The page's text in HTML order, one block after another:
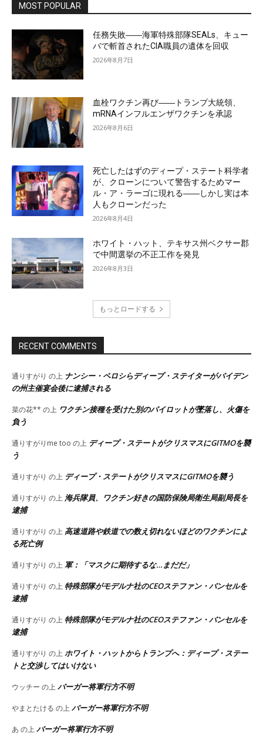
MOST POPULAR
任務失敗――海軍特殊部隊SEALs、キュー
バで斬首されたCIA職員の遺体を回収
2026年8月7日
血栓ワクチン再び――トランプ大統領、
mRNAインフルエンザワクチンを承認
2026年8月6日
死亡したはずのディープ・ステート科学者
が、クローンについて警告するためマー
ル・ア・ラーゴに現れる――しかし実は本
人もクローンだった
2026年8月4日
ホワイト・ハット、テキサス州ベクサー郡
で中間選挙の不正工作を発見
2026年8月3日
もっとロードする
RECENT COMMENTS
通りすがり の上 ナンシー・ペロシらディープ・ステイターがバイデン
の州主催宴会後に逮捕される
菜の花** の上 ワクチン接種を受けた別のパイロットが墜落し、火傷を
負う
通りすがりme too の上 ディープ・ステートがクリスマスにGITMOを襲
う
通りすがり の上 ディープ・ステートがクリスマスにGITMOを襲う
通りすがり の上 海兵隊員、ワクチン好きの国防保険局衛生局副局長を
逮捕
通りすがり の上 高速道路や鉄道での数え切れないほどのワクチンによ
る死亡例
通りすがり の上 軍：「マスクに期待するな…まだだ」
通りすがり の上 特殊部隊がモデルナ社のCEOステファン・バンセルを
逮捕
通りすがり の上 特殊部隊がモデルナ社のCEOステファン・バンセルを
逮捕
通りすがり の上 ホワイト・ハットからトランプへ：ディープ・ステー
トと交渉してはいけない
ウッチー の上 バーガー将軍行方不明
やまとたける の上 バーガー将軍行方不明
あ の上 バーガー将軍行方不明